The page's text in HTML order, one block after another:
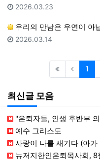
등록일
2026.03.23
우리의 만남은 우연이 아
등록일
2026.03.14
1
최신글 모음
"은퇴자들, 인생 후반부 의미 새롭게
예수 그리스도
사랑이 나를 새기다 (아가
뉴저지한인은퇴목사회, 8월 정기모